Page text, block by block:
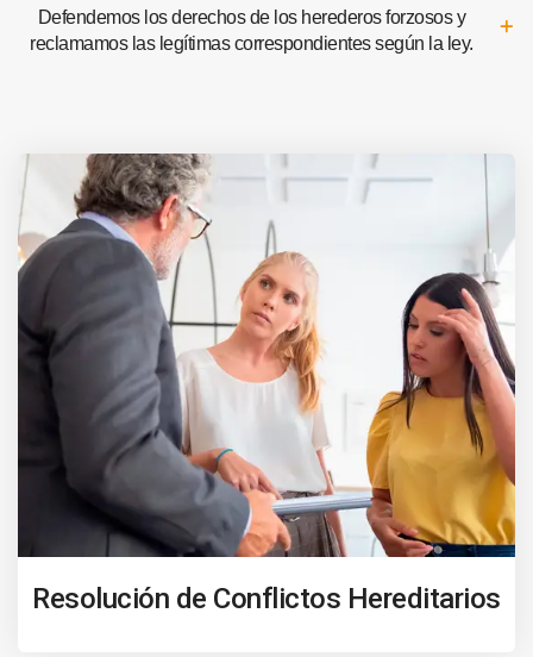
Defendemos los derechos de los herederos forzosos y
reclamamos las legítimas correspondientes según la ley.
Resolución de Conflictos Hereditarios